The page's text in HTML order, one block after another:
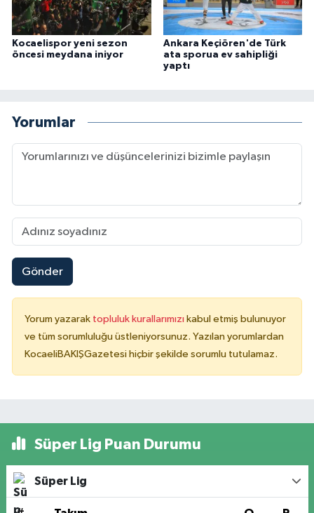
Kocaelispor yeni sezon
öncesi meydana iniyor
Ankara Keçiören'de Türk
ata sporua ev sahipliği
yaptı
Yorumlar
Gönder
Yorum yazarak topluluk kurallarımızı kabul etmiş bulunuyor
ve tüm sorumluluğu üstleniyorsunuz. Yazılan yorumlardan
KocaeliBAKIŞGazetesi hiçbir şekilde sorumlu tutulamaz.
Süper Lig Puan Durumu
Süper Lig